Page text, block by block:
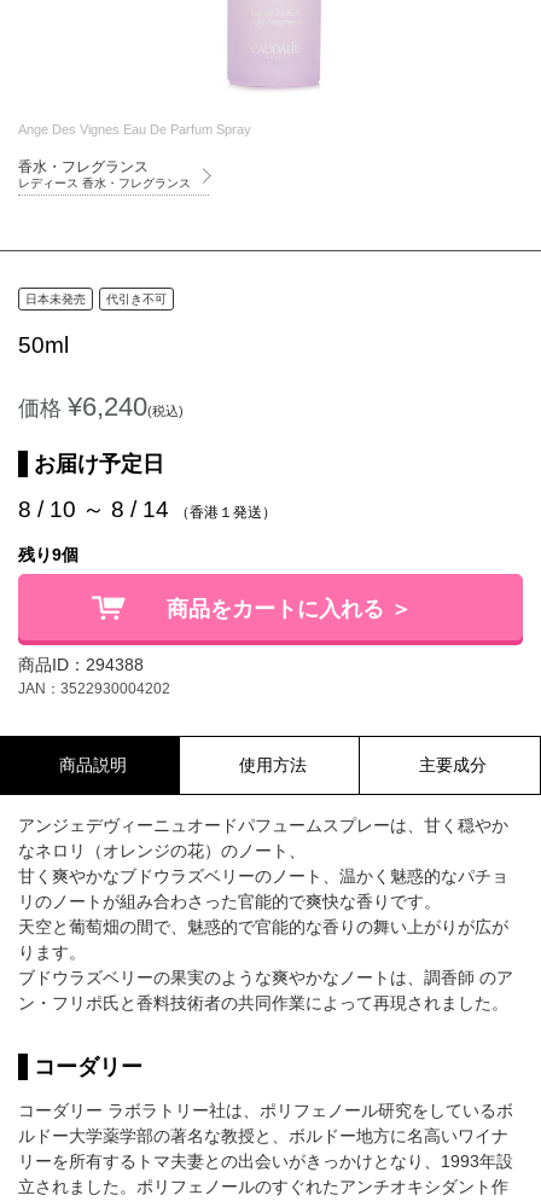
Ange Des Vignes Eau De Parfum Spray
香水・フレグランス
レディース 香水・フレグランス
日本未発売 代引き不可
50ml
価格 ¥6,240(税込)
お届け予定日
8 / 10 ～ 8 / 14 （香港１発送）
残り9個
商品をカートに入れる ＞
商品ID：294388
JAN：3522930004202
商品説明 使用方法 主要成分
アンジェデヴィーニュオードパフュームスプレーは、甘く穏やか
なネロリ（オレンジの花）のノート、
甘く爽やかなブドウラズベリーのノート、温かく魅惑的なパチョ
リのノートが組み合わさった官能的で爽快な香りです。
天空と葡萄畑の間で、魅惑的で官能的な香りの舞い上がりが広が
ります。
ブドウラズベリーの果実のような爽やかなノートは、調香師 のア
ン・フリポ氏と香料技術者の共同作業によって再現されました。
コーダリー
コーダリー ラボラトリー社は、ポリフェノール研究をしているボ
ルドー大学薬学部の著名な教授と、ボルドー地方に名高いワイナ
リーを所有するトマ夫妻との出会いがきっかけとなり、1993年設
立されました。ポリフェノールのすぐれたアンチオキシダント作